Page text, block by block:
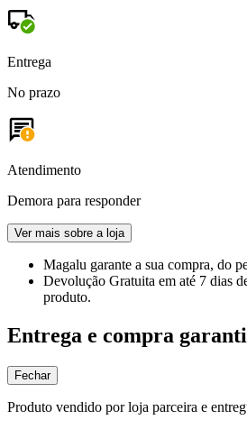
Entrega
No prazo
Atendimento
Demora para responder
Ver mais sobre a loja
Magalu garante a sua compra, do
Devolução Gratuita em até 7 dias
produto.
Entrega e compra
Fechar
Produto vendido por loja parceira e